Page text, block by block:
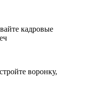
кадровые
воронку,